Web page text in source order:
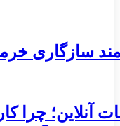
سازگاری
آنلاین؛ چرا